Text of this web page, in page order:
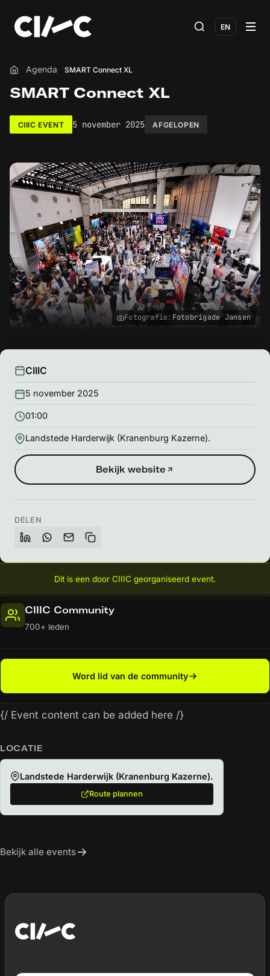
EN
Home
Agenda SMART Connect XL
SMART Connect XL
CIIIC EVENT 5 november 2025 AFGELOPEN
Fotografie: Fotobrigade Jansen
{/ Event content can be added here /}
LOCATIE
Landstede Harderwijk (Kranenburg Kazerne).
Route plannen
CIIIC
5 november 2025
01:00
Landstede Harderwijk (Kranenburg Kazerne).
Bekijk website
DELEN
Dit is een door CIIIC georganiseerd event.
CIIIC Community
700+ leden
Word lid van de community
Bekijk alle events